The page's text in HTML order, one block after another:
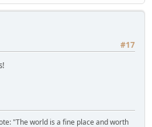
#17
"The world is a fine place and worth